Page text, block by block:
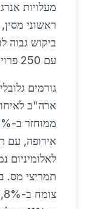
מעלויות
ביקוש גבוה
עם 250 פרויקטים חדשים מתוכננים.
גורמים
ארה"ב
אירופה, עם
לאלומיניום